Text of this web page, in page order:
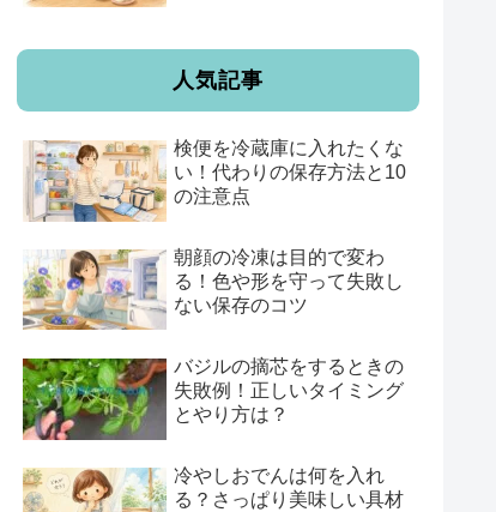
人気記事
検便を冷蔵庫に入れたくな
い！代わりの保存方法と10
の注意点
朝顔の冷凍は目的で変わ
る！色や形を守って失敗し
ない保存のコツ
バジルの摘芯をするときの
失敗例！正しいタイミング
とやり方は？
冷やしおでんは何を入れ
る？さっぱり美味しい具材